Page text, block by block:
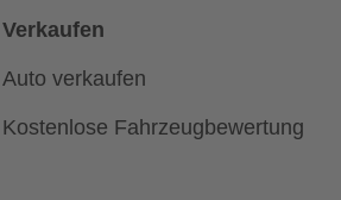
Verkaufen
Auto verkaufen
Kostenlose Fahrzeugbewertung